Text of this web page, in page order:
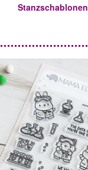
Stanzschablonen